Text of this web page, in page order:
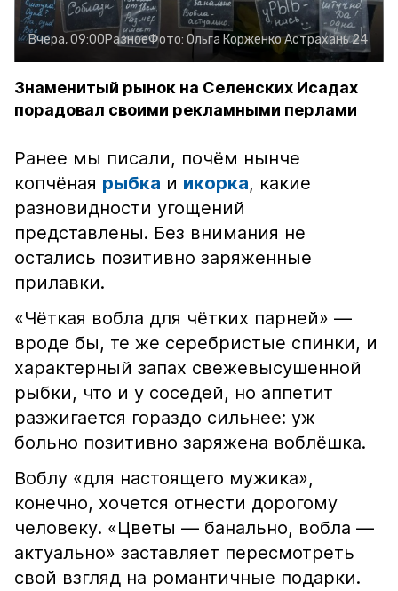
Вчера, 09:00РазноеФото: Ольга КорженкоАстрахань 24
Знаменитый рынок на Селенских Исадах
порадовал своими рекламными перлами
Ранее мы писали, почём нынче
копчёная рыбка и икорка, какие
разновидности угощений
представлены. Без внимания не
остались позитивно заряженные
прилавки.
«Чёткая вобла для чётких парней» —
вроде бы, те же серебристые спинки, и
характерный запах свежевысушенной
рыбки, что и у соседей, но аппетит
разжигается гораздо сильнее: уж
больно позитивно заряжена воблёшка.
Воблу «для настоящего мужика»,
конечно, хочется отнести дорогому
человеку. «Цветы — банально, вобла —
актуально» заставляет пересмотреть
свой взгляд на романтичные подарки.